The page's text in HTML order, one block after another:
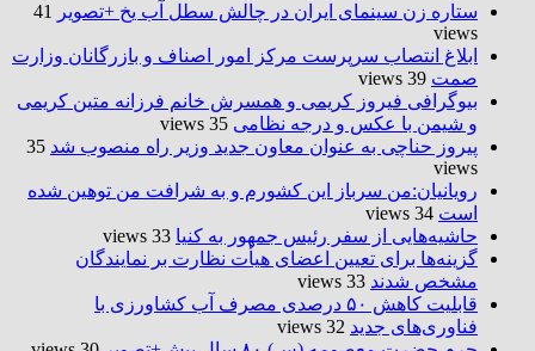
ستاره زن سینمای ایران در چالش سطل آب یخ +تصویر
41
views
ابلاغ انتصاب سرپرست مرکز امور اصناف و بازرگانان وزارت
صمت 39 views
بیوگرافی فیروز کریمی و همسرش خانم فرزانه متین کریمی
و شیمن با عکس و درجه نظامی 35 views
پیروز حناچی به عنوان معاون جدید وزیر راه منصوب شد 35
views
رویانیان:من سرباز این کشورم و به شرافت من توهین شده
است 34 views
حاشیه‌هایی از سفر رئیس جمهور به کنیا 33 views
گزینه‌ها برای تعیین اعضای هیأت نظارت بر نمایندگان
مشخص شدند 33 views
قابلیت کاهش ۵۰ درصدی مصرف آب کشاورزی با
فناوری‌های جدید 32 views